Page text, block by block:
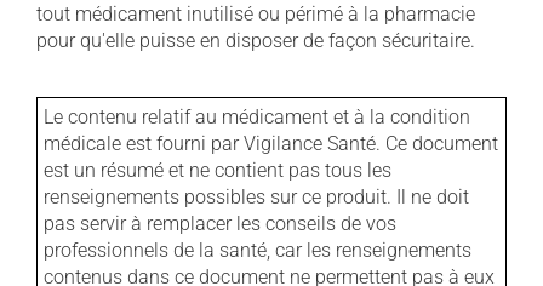
tout médicament inutilisé ou périmé à la pharmacie
pour qu'elle puisse en disposer de façon sécuritaire.
Le contenu relatif au médicament et à la condition
médicale est fourni par Vigilance Santé. Ce document
est un résumé et ne contient pas tous les
renseignements possibles sur ce produit. Il ne doit
pas servir à remplacer les conseils de vos
professionnels de la santé, car les renseignements
contenus dans ce document ne permettent pas à eux